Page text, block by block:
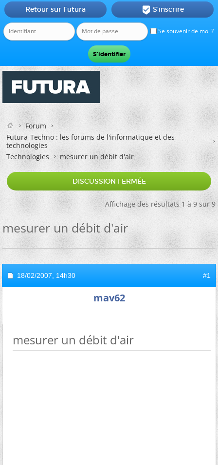
Se souvenir de moi ?
Retour sur Futura  S'inscrire
Forum
Futura-Techno : les forums de l'informatique et des
technologies
Technologies
mesurer un débit d'air
DISCUSSION FERMÉE
Affichage des résultats 1 à 9 sur 9
mesurer un débit d'air
18/02/2007, 14h30 #1
mav62
mesurer un débit d'air